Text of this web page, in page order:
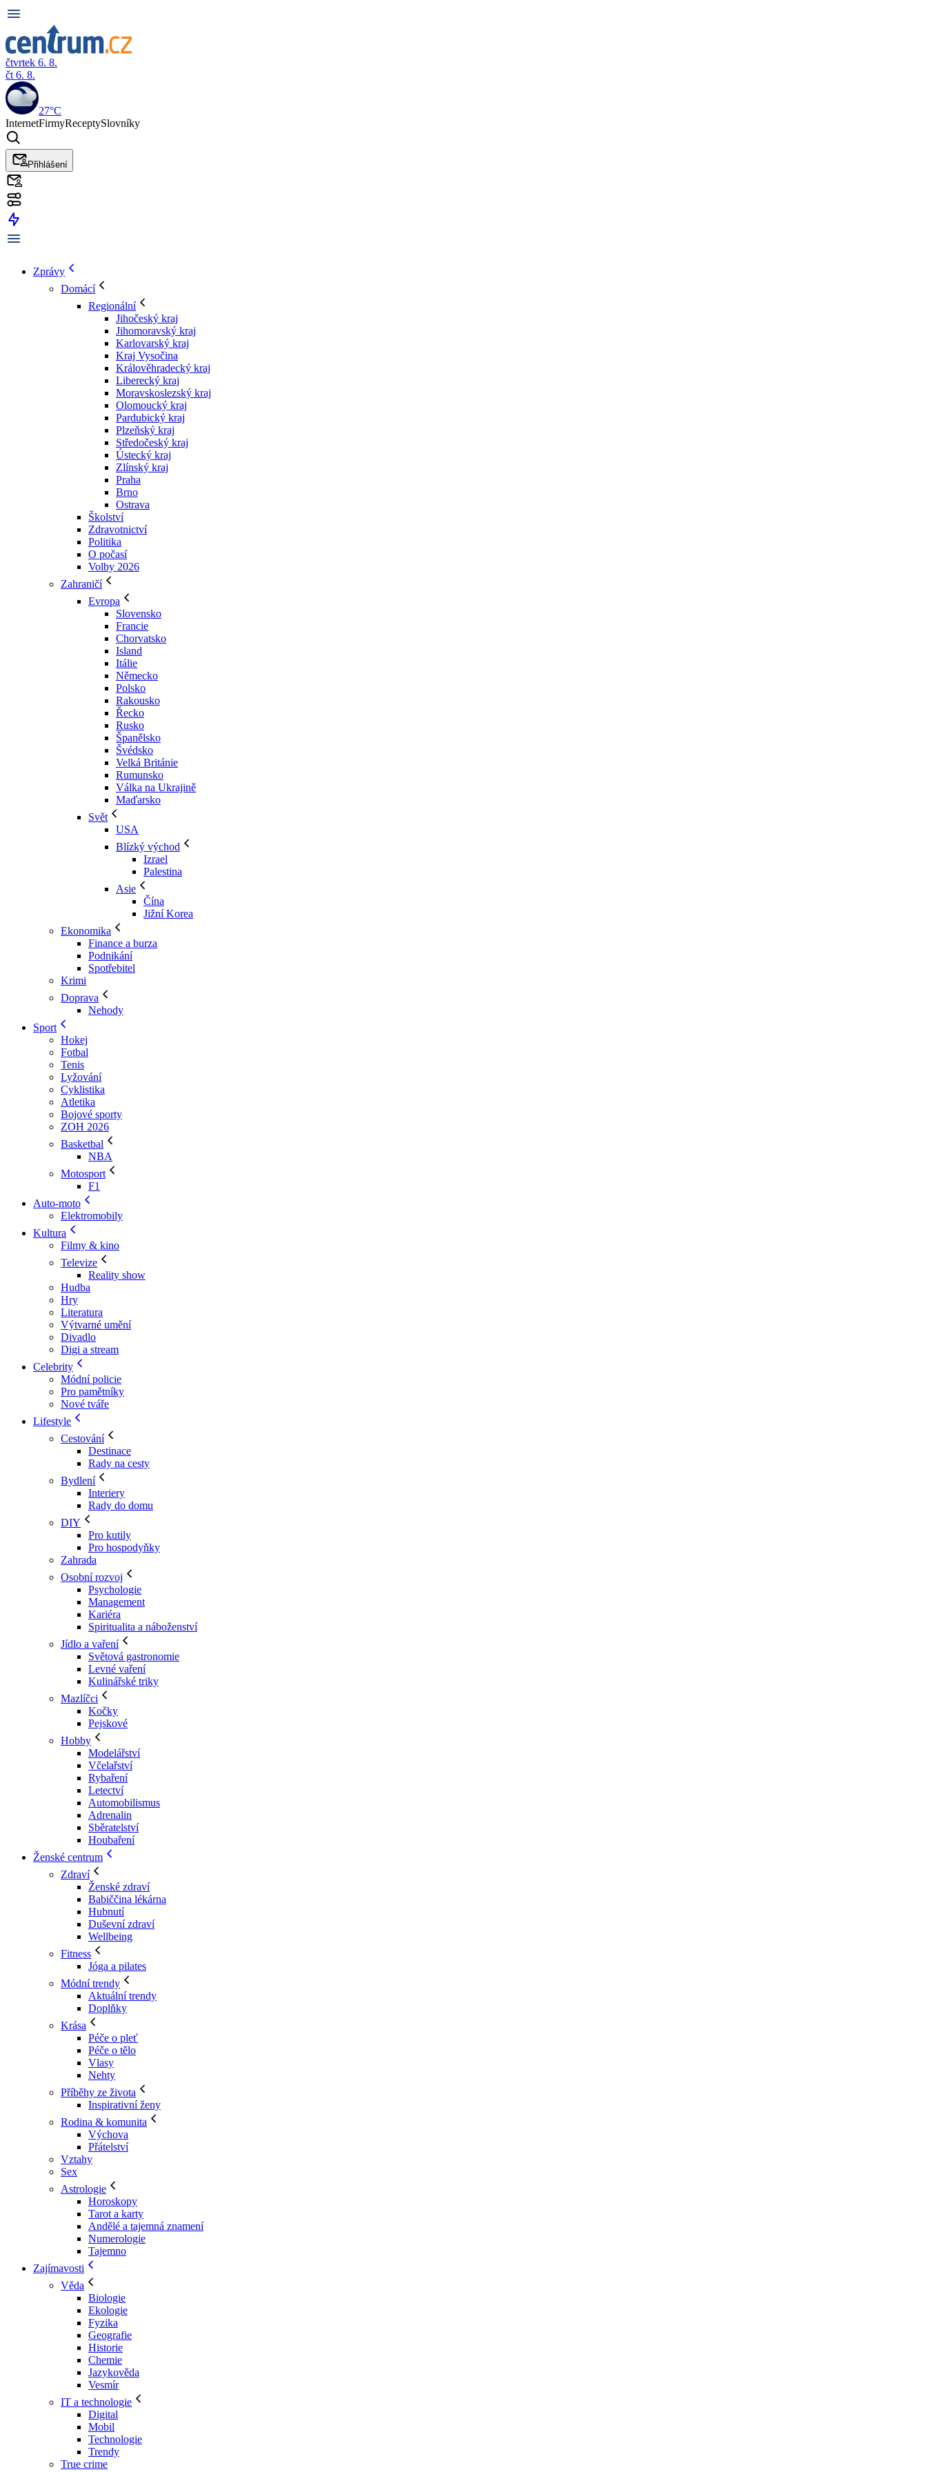
čtvrtek 6. 8.
čt 6. 8.
27°C
InternetFirmyReceptySlovníky
Přihlášení
Zprávy
Domácí
Regionální
Jihočeský kraj
Jihomoravský kraj
Karlovarský kraj
Kraj Vysočina
Králověhradecký kraj
Liberecký kraj
Moravskoslezský kraj
Olomoucký kraj
Pardubický kraj
Plzeňský kraj
Středočeský kraj
Ústecký kraj
Zlínský kraj
Praha
Brno
Ostrava
Školství
Zdravotnictví
Politika
O počasí
Volby 2026
Zahraničí
Evropa
Slovensko
Francie
Chorvatsko
Island
Itálie
Německo
Polsko
Rakousko
Řecko
Rusko
Španělsko
Švédsko
Velká Británie
Rumunsko
Válka na Ukrajině
Maďarsko
Svět
USA
Blízký východ
Izrael
Palestina
Asie
Čína
Jižní Korea
Ekonomika
Finance a burza
Podnikání
Spotřebitel
Krimi
Doprava
Nehody
Sport
Hokej
Fotbal
Tenis
Lyžování
Cyklistika
Atletika
Bojové sporty
ZOH 2026
Basketbal
NBA
Motosport
F1
Auto-moto
Elektromobily
Kultura
Filmy & kino
Televize
Reality show
Hudba
Hry
Literatura
Výtvarné umění
Divadlo
Digi a stream
Celebrity
Módní policie
Pro pamětníky
Nové tváře
Lifestyle
Cestování
Destinace
Rady na cesty
Bydlení
Interiery
Rady do domu
DIY
Pro kutily
Pro hospodyňky
Zahrada
Osobní rozvoj
Psychologie
Management
Kariéra
Spiritualita a náboženství
Jídlo a vaření
Světová gastronomie
Levné vaření
Kulinářské triky
Mazlíčci
Kočky
Pejskové
Hobby
Modelářství
Včelařství
Rybaření
Letectví
Automobilismus
Adrenalin
Sběratelství
Houbaření
Ženské centrum
Zdraví
Ženské zdraví
Babiččina lékárna
Hubnutí
Duševní zdraví
Wellbeing
Fitness
Jóga a pilates
Módní trendy
Aktuální trendy
Doplňky
Krása
Péče o pleť
Péče o tělo
Vlasy
Nehty
Příběhy ze života
Inspirativní ženy
Rodina & komunita
Výchova
Přátelství
Vztahy
Sex
Astrologie
Horoskopy
Tarot a karty
Andělé a tajemná znamení
Numerologie
Tajemno
Zajímavosti
Věda
Biologie
Ekologie
Fyzika
Geografie
Historie
Chemie
Jazykověda
Vesmír
IT a technologie
Digital
Mobil
Technologie
Trendy
True crime